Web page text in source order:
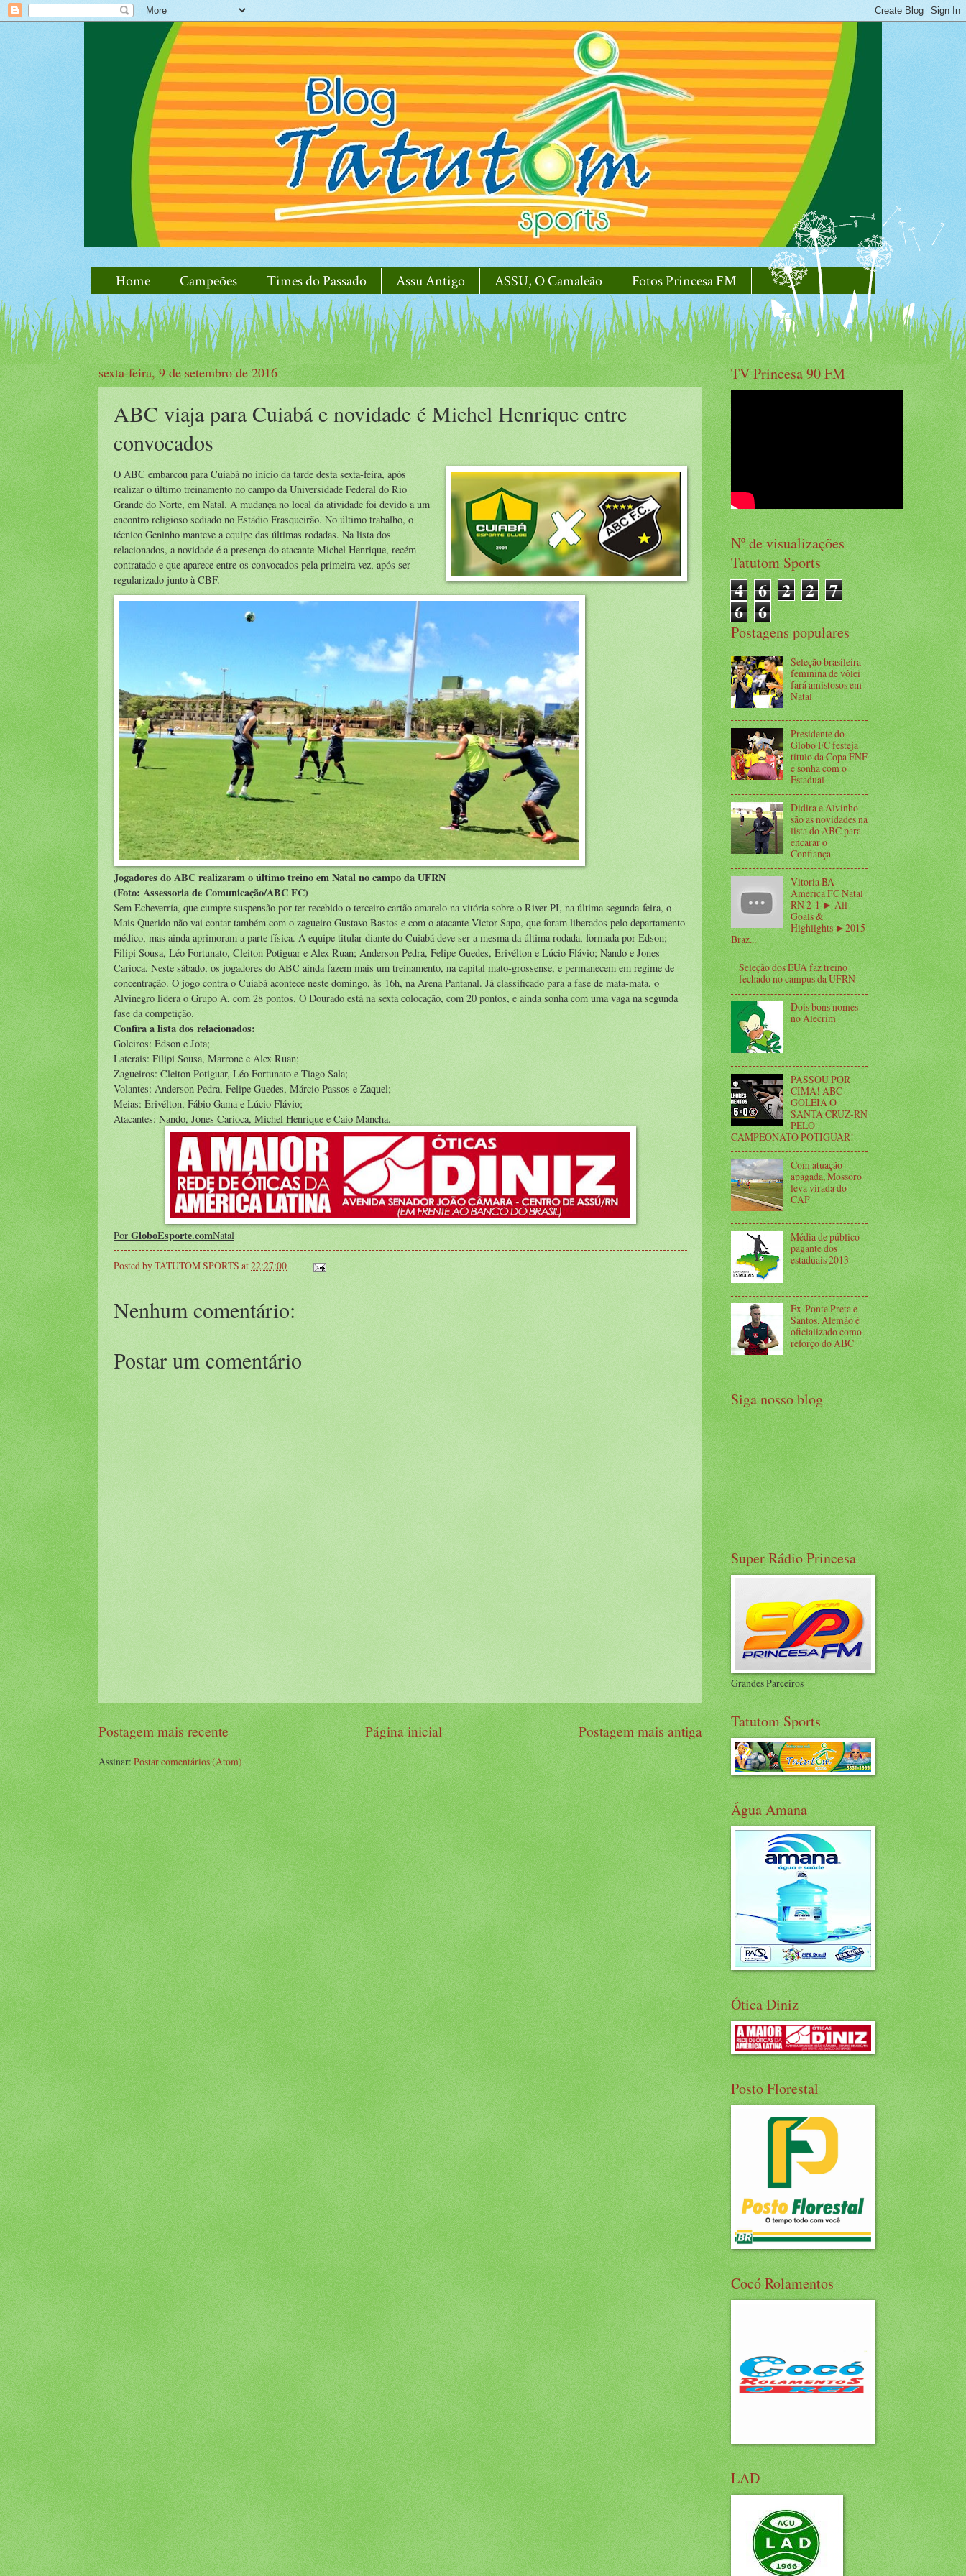
Home Campeões Times do Passado Assu Antigo ASSU, O Camaleão Fotos Princesa FM
sexta-feira, 9 de setembro de 2016
ABC viaja para Cuiabá e novidade é Michel Henrique entre
convocados
O ABC embarcou para Cuiabá no início da tarde desta sexta-feira, após
realizar o último treinamento no campo da Universidade Federal do Rio
Grande do Norte, em Natal. A mudança no local da atividade foi devido a um
encontro religioso sediado no Estádio Frasqueirão. No último trabalho, o
técnico Geninho manteve a equipe das últimas rodadas. Na lista dos
relacionados, a novidade é a presença do atacante Michel Henrique, recém-
contratado e que aparece entre os convocados pela primeira vez, após ser
regularizado junto à CBF.
Jogadores do ABC realizaram o último treino em Natal no campo da UFRN
(Foto: Assessoria de Comunicação/ABC FC)
Sem Echeverría, que cumpre suspensão por ter recebido o terceiro cartão amarelo na vitória sobre o River-PI, na última segunda-feira, o
Mais Querido não vai contar também com o zagueiro Gustavo Bastos e com o atacante Victor Sapo, que foram liberados pelo departamento
médico, mas ainda aprimoram a parte física. A equipe titular diante do Cuiabá deve ser a mesma da última rodada, formada por Edson;
Filipi Sousa, Léo Fortunato, Cleiton Potiguar e Alex Ruan; Anderson Pedra, Felipe Guedes, Erivélton e Lúcio Flávio; Nando e Jones
Carioca. Neste sábado, os jogadores do ABC ainda fazem mais um treinamento, na capital mato-grossense, e permanecem em regime de
concentração. O jogo contra o Cuiabá acontece neste domingo, às 16h, na Arena Pantanal. Já classificado para a fase de mata-mata, o
Alvinegro lidera o Grupo A, com 28 pontos. O Dourado está na sexta colocação, com 20 pontos, e ainda sonha com uma vaga na segunda
fase da competição.
Confira a lista dos relacionados:
Goleiros: Edson e Jota;
Laterais: Filipi Sousa, Marrone e Alex Ruan;
Zagueiros: Cleiton Potiguar, Léo Fortunato e Tiago Sala;
Volantes: Anderson Pedra, Felipe Guedes, Márcio Passos e Zaquel;
Meias: Erivélton, Fábio Gama e Lúcio Flávio;
Atacantes: Nando, Jones Carioca, Michel Henrique e Caio Mancha.
Por GloboEsporte.comNatal
Posted byTATUTOM SPORTS at22:27:00
Nenhum comentário:
Postar um comentário
Postagem mais recente Postagem mais antiga
Página inicial
Assinar:Postar comentários (Atom)
TV Princesa 90 FM
Nº de visualizações
Tatutom Sports
4 6 2 2 7
6 6
Postagens populares
Seleção brasileira
feminina de vôlei
fará amistosos em
Natal
Presidente do
Globo FC festeja
título da Copa FNF
e sonha com o
Estadual
Didira e Alvinho
são as novidades na
lista do ABC para
encarar o
Confiança
Vitoria BA -
America FC Natal
RN 2-1 ► All
Goals &
Highlights ►2015
Braz...
Seleção dos EUA faz treino
fechado no campus da UFRN
Dois bons nomes
no Alecrim
PASSOU POR
CIMA! ABC
GOLEIA O
SANTA CRUZ-RN
PELO
CAMPEONATO POTIGUAR!
Com atuação
apagada, Mossoró
leva virada do
CAP
Média de público
pagante dos
estaduais 2013
Ex-Ponte Preta e
Santos, Alemão é
oficializado como
reforço do ABC
Siga nosso blog
Super Rádio Princesa
Grandes Parceiros
Tatutom Sports
Água Amana
Ótica Diniz
Posto Florestal
Cocó Rolamentos
LAD